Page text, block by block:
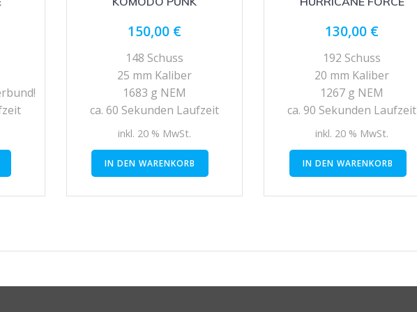
150,00 €
148 Schuss
25 mm Kaliber
1683 g NEM
ca. 60 Sekunden Laufzeit
inkl. 20 % MwSt.
IN DEN WARENKORB
130,00 €
192 Schuss
20 mm Kaliber
1267 g NEM
ca. 90 Sekunden Laufzeit
inkl. 20 % MwSt.
IN DEN WARENKORB